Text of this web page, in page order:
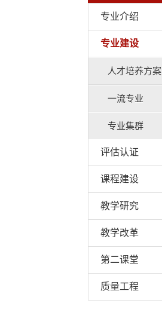
专业介绍
专业建设
人才培养方案
一流专业
专业集群
评估认证
课程建设
教学研究
教学改革
第二课堂
质量工程